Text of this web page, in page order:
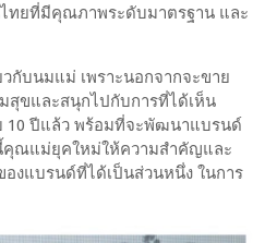
ทยที่มีคุณภาพระดับมาตรฐาน และ
กับนมแม่ เพราะนอกจากจะขาย
สุขและสนุกไปกับการที่ได้เห็น
10 ปีแล้ว พร้อมที่จะพัฒนาแบรนด์
นี้คุณแม่ยุคใหม่ให้ความสำคัญและ
งแบรนด์ที่ได้เป็นส่วนหนึ่ง ในการ